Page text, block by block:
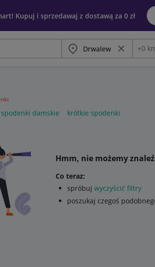
Kupuj i sprzedawaj z dostawą za 0 zł
Miasto Wyczyść
+0
spodenki damskie krótkie spodenki
Hmm, nie możemy
Co teraz:
spróbuj wyczyścić filtry
poszukaj czegoś